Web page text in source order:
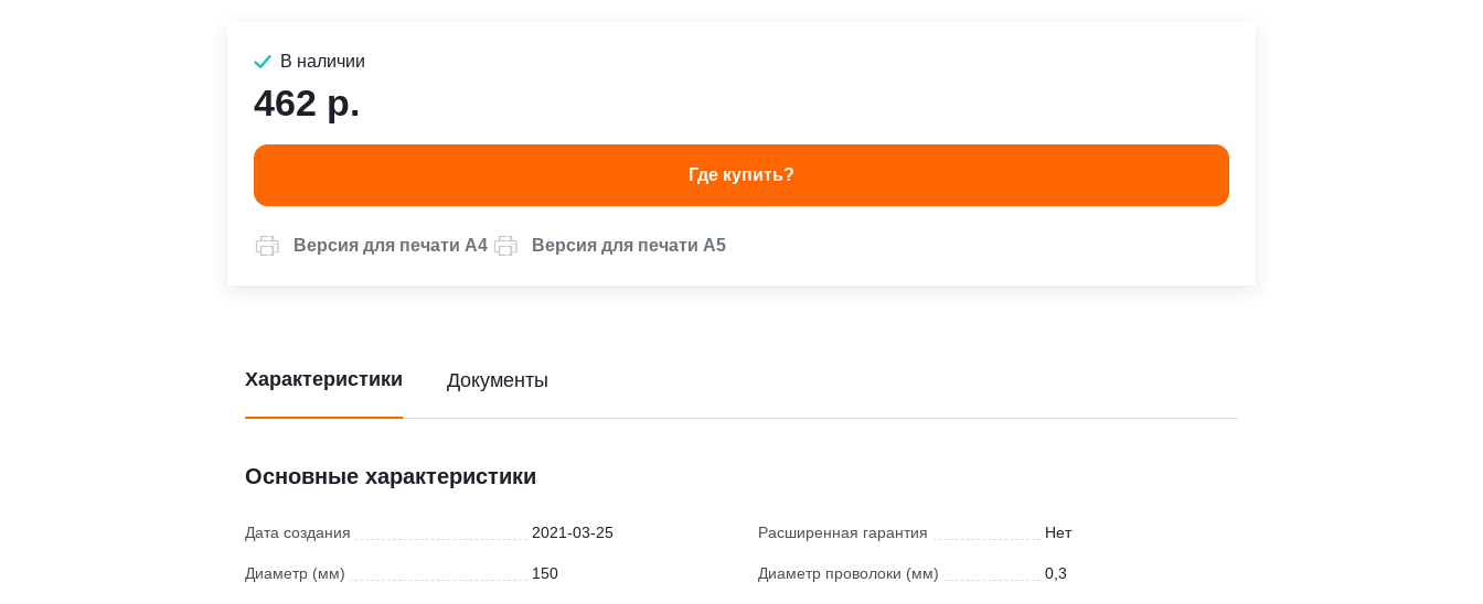
В наличии
462 р.
Где купить?
Версия для печати А4 Версия для печати А5
Характеристики
Основные характеристики
Дата создания 2021-03-25
Диаметр (мм) 150
Расширенная гарантия Нет
Диаметр проволоки (мм) 0,3
Документы